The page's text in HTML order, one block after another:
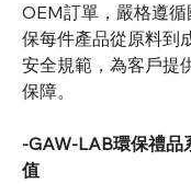
OEM訂單，嚴格遵
保每件產品從原料到
安全規範，為客戶提
保障。
-GAW-LAB環保禮品
值